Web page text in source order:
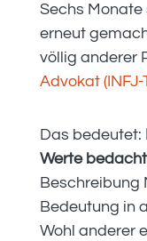
Sechs Monate
erneut
völlig anderer
Advokat (INFJ-
Das bedeutet:
Werte bedacht
Beschreibung
Bedeutung in
Wohl anderer